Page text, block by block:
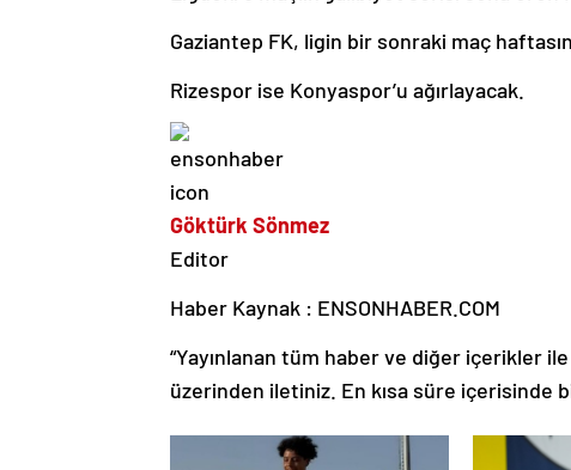
Gaziantep FK, ligin bir sonraki maç
Rizespor ise Konyaspor’u ağırlayacak.
Göktürk Sönmez
Editor
Haber Kaynak : ENSONHABER.COM
“Yayınlanan tüm haber ve diğer içerikler
üzerinden iletiniz. En kısa süre içerisinde